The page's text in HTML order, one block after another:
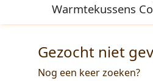
Warmtekussens
Gezocht niet
Nog een keer zoeken?